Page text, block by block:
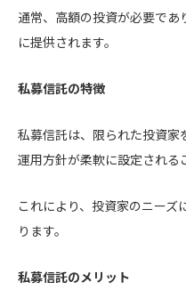
通常、高額の投資が必要で
に提供されます。
私募信託の特徴
私募信託は、限られた投資
運用方針が柔軟に設定される
これにより、投資家のニー
ります。
私募信託のメリット